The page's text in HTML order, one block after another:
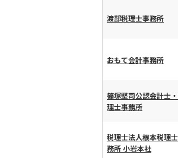
渡部税理士事務所
おもて会計事務所
篠塚堅司公認会計士
理士事務所
税理士法人根本税理
務所 小岩本社